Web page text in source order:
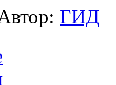
ГИД